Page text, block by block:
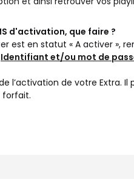
d'activation, que faire ?
est en statut « A activer »,
Identifiant et/ou mot de
l’activation de votre Extra. Il
forfait.